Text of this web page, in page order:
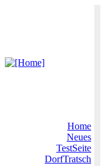
Home
Neues
TestSeite
DorfTratsch